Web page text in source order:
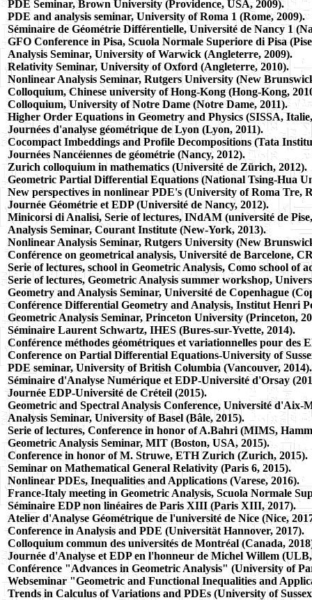
PDE Seminar, Brown University (Providence, USA, 2009).
PDE and analysis seminar, University of Roma 1 (Rome, 2009).
Séminaire de Géométrie Différentielle, Université de Nancy 1
GFO Conference in Pisa, Scuola Normale Superiore di Pisa
Analysis Seminar, University of Warwick (Angleterre, 2009).
Relativity Seminar, University of Oxford (Angleterre, 2010).
Nonlinear Analysis Seminar, Rutgers University (New
Colloquium, Chinese university of Hong-Kong (Hong-Kong,
Colloquium,University of Notre Dame (Notre Dame, 2011).
Higher Order Equations in Geometry and Physics (SISSA,
Journées d'analyse géométrique de Lyon (Lyon, 2011).
Cocompact Imbeddings and Profile Decompositions (Tata
Journées Nancéiennes de géométrie (Nancy, 2012).
Zurich colloquium in mathematics (Université de Zürich, 2012).
Geometric Partial Differential Equations (National Tsing-Hua
New perspectives in nonlinear PDE's (University of Roma Tre,
Journée Géométrie et EDP (Université de Nancy, 2012).
Minicorsi di Analisi, Serie of lectures, INdAM (université de
Analysis Seminar,Courant Institute (New-York, 2013).
Nonlinear Analysis Seminar, Rutgers University (New
Conférence on geometrical analysis, Université de Barcelone,
Serie of lectures, school in Geometric Analysis, Como school of
Serie of lectures, Geometric Analysis summer workshop,
Geometry and Analysis Seminar, Université de Copenhague
Conférence Differential Geometry and Analysis, Institut Henri
Geometric Analysis Seminar, Princeton University (Princeton,
Séminaire Laurent Schwartz, IHES (Bures-sur-Yvette, 2014).
Conférence méthodes géométriques et variationnelles pour des
Conference on Partial Differential Equations-University of
PDE seminar, University of British Columbia (Vancouver, 2014).
Séminaire d'Analyse Numérique et EDP-Université d'Orsay
Journée EDP-Université de Créteil (2015).
Geometric and Spectral Analysis Conference, Université d'Aix-
Analysis Seminar, University of Basel (Bâle, 2015).
Serie of lectures, Conference in honor of A.Bahri (MIMS,
Geometric Analysis Seminar, MIT (Boston, USA, 2015).
Conference in honor of M. Struwe, ETH Zurich (Zurich, 2015).
Seminar on Mathematical General Relativity (Paris 6, 2015).
Nonlinear PDEs, Inequalities and Applications (Varese, 2016).
France-Italy meeting in Geometric Analysis, Scuola Normale
Séminaire EDP non linéaires de Paris XIII (Paris XIII, 2017).
Atelier d'Analyse Géométrique de l'université de Nice (Nice,
Conference in Analysis and PDE (Universität Hannover, 2017).
Colloquium commun des universités de Montréal (Canada,
Journée d'Analyse et EDP en l'honneur de Michel Willem
Conférence "Advances in Geometric Analysis" (University of
Webseminar "Geometric and Functional Inequalities and
Trends in Calculus of Variations and PDEs (University of